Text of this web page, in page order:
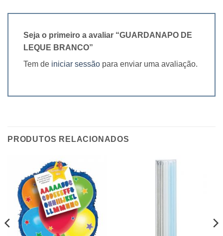
Seja o primeiro a avaliar “GUARDANAPO DE
LEQUE BRANCO”
Tem de iniciar sessão para enviar uma avaliação.
PRODUTOS RELACIONADOS